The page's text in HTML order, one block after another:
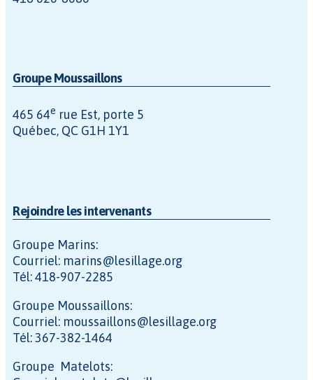
Groupe Moussaillons
465 64e rue Est, porte 5
Québec, QC G1H 1Y1
Rejoindre les intervenants
Groupe Marins:
Courriel: marins@lesillage.org
Tél: 418-907-2285
Groupe Moussaillons:
Courriel: moussaillons@lesillage.org
Tél: 367-382-1464
Groupe Matelots: